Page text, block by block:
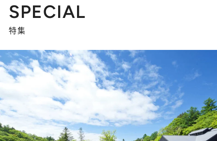
SPECIAL
特集